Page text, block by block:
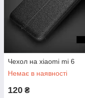
Чехол на xiaomi mi 6
Немає в наявності
120 ₴